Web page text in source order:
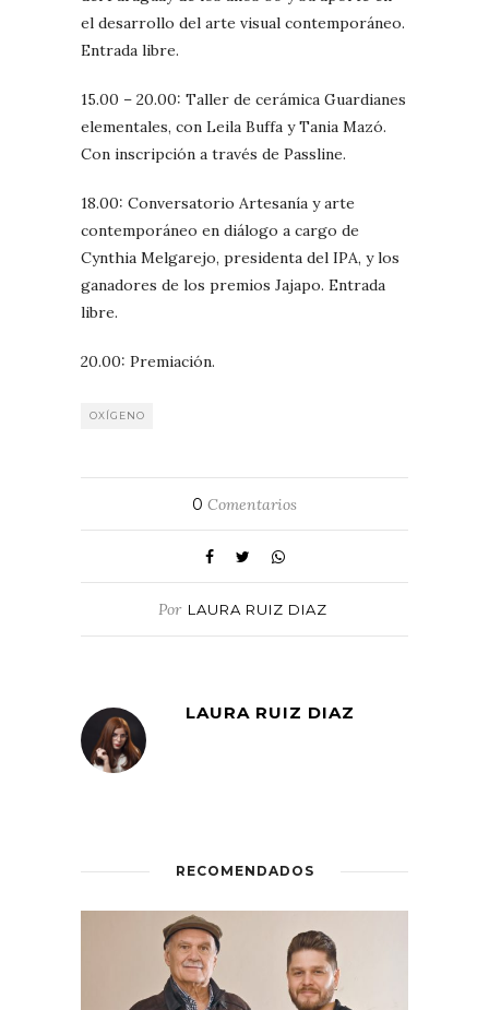
el desarrollo del arte visual contemporáneo.
Entrada libre.
15.00 – 20.00: Taller de cerámica Guardianes
elementales, con Leila Buffa y Tania Mazó.
Con inscripción a través de Passline.
18.00: Conversatorio Artesanía y arte
contemporáneo en diálogo a cargo de
Cynthia Melgarejo, presidenta del IPA, y los
ganadores de los premios Jajapo. Entrada
libre.
20.00: Premiación.
OXÍGENO
0 Comentarios
Por LAURA RUIZ DIAZ
LAURA RUIZ DIAZ
RECOMENDADOS